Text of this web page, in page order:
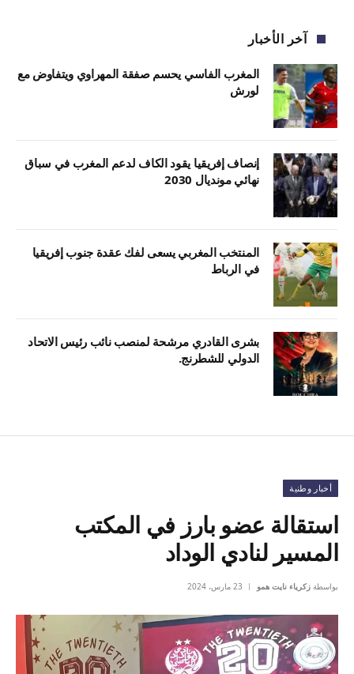
آخر الأخبار
المغرب الفاسي يحسم صفقة المهراوي ويتفاوض مع
لورش
إنصاف إفريقيا يقود الكاف لدعم المغرب في سباق
نهائي مونديال 2030
المنتخب المغربي يسعى لفك عقدة جنوب إفريقيا
في الرباط
بشرى القادري مرشحة لمنصب نائب رئيس الاتحاد
الدولي للشطرنج.
أخبار وطنية
استقالة عضو بارز في المكتب
المسير لنادي الوداد
بواسطة زكرياء نايت همو 23 مارس، 2024